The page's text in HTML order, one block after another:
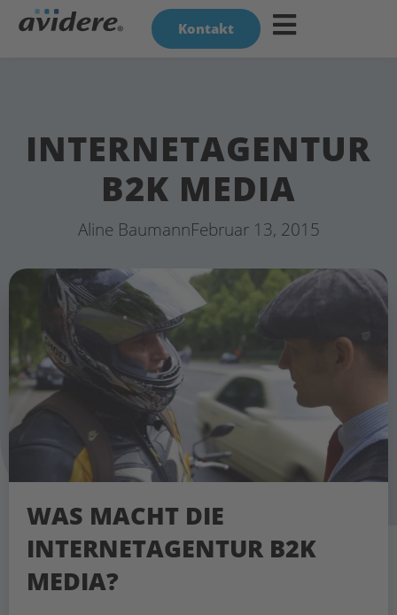
Kontakt
INTERNETAGENTUR
B2K MEDIA
Aline BaumannFebruar 13, 2015
WAS MACHT DIE
INTERNETAGENTUR B2K
MEDIA?